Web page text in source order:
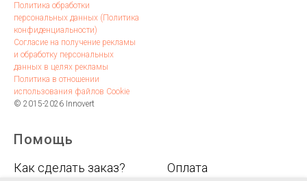
Политика обработки
персональных данных (Политика
конфиденциальности)
Согласие на получение рекламы
и обработку персональных
данных в целях рекламы
Политика в отношении
использования файлов Cookie
© 2015-2026 Innovert
Помощь
Как сделать заказ? Оплата